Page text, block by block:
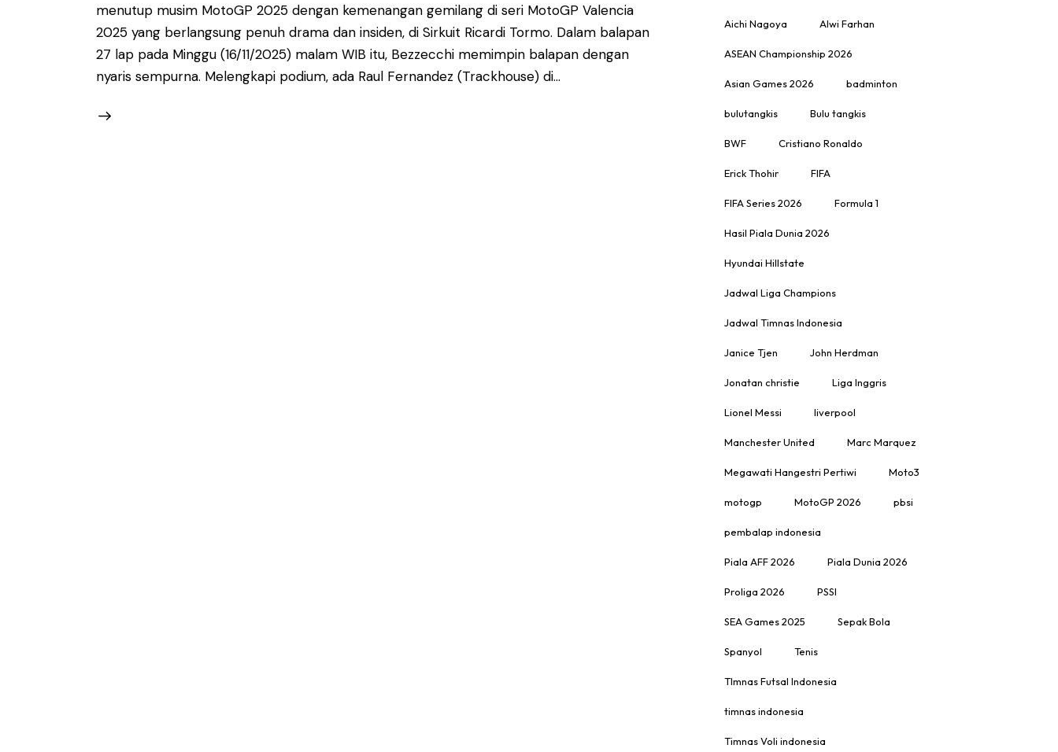
menutup musim MotoGP 2025 dengan kemenangan gemilang di seri MotoGP Valencia
2025 yang berlangsung penuh drama dan insiden, di Sirkuit Ricardi Tormo. Dalam balapan
27 lap pada Minggu (16/11/2025) malam WIB itu, Bezzecchi memimpin balapan dengan
nyaris sempurna. Melengkapi podium, ada Raul Fernandez (Trackhouse) di…
Aichi Nagoya Alwi Farhan
ASEAN Championship 2026
Asian Games 2026 badminton
bulutangkis Bulu tangkis
BWF Cristiano Ronaldo
Erick Thohir FIFA
FIFA Series 2026 Formula 1
Hasil Piala Dunia 2026
Hyundai Hillstate
Jadwal Liga Champions
Jadwal Timnas Indonesia
Janice Tjen John Herdman
Jonatan christie Liga Inggris
Lionel Messi liverpool
Manchester United Marc Marquez
Megawati Hangestri Pertiwi Moto3
motogp MotoGP 2026 pbsi
pembalap indonesia
Piala AFF 2026 Piala Dunia 2026
Proliga 2026 PSSI
SEA Games 2025 Sepak Bola
Spanyol Tenis
TImnas Futsal Indonesia
timnas indonesia
Timnas Voli indonesia